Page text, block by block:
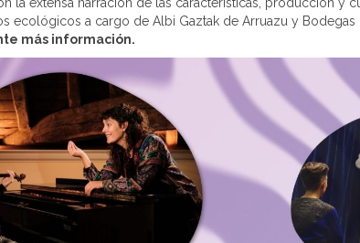
ecológicos a cargo de Albi Gaztak de Arruazu y Bodegas
más información.